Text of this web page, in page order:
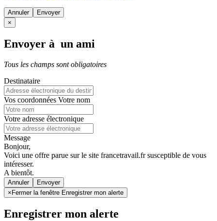
Annuler
×
Envoyer à un ami
Tous les champs sont obligatoires
Destinataire
Vos coordonnées Votre nom
Votre adresse électronique
Message
Bonjour,
Voici une offre parue sur le site francetravail.fr susceptible de vous
intéresser.
A bientôt.
Annuler
× Fermer la fenêtre Enregistrer mon alerte
Enregistrer mon alerte